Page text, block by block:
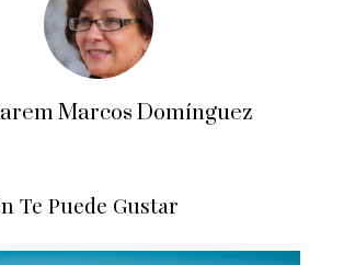
Marcos Domínguez
Te Puede Gustar